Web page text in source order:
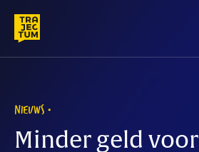
content
NIEUWS
Minder geld voor